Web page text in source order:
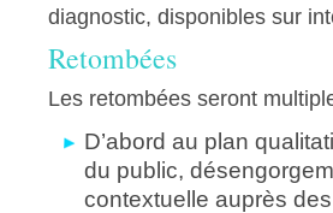
diagnostic, disponibles sur
Retombées
Les retombées seront
D’abord au plan
du public,
contextuelle auprès